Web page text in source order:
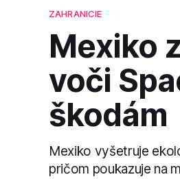
ZAHRANICIE
Mexiko
voči
škodám
Mexiko vyšetruje
pričom poukazuje na